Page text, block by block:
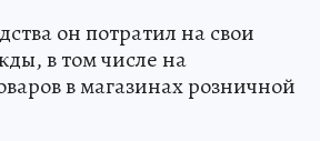
он потратил на свои
в том числе на
в магазинах розничной